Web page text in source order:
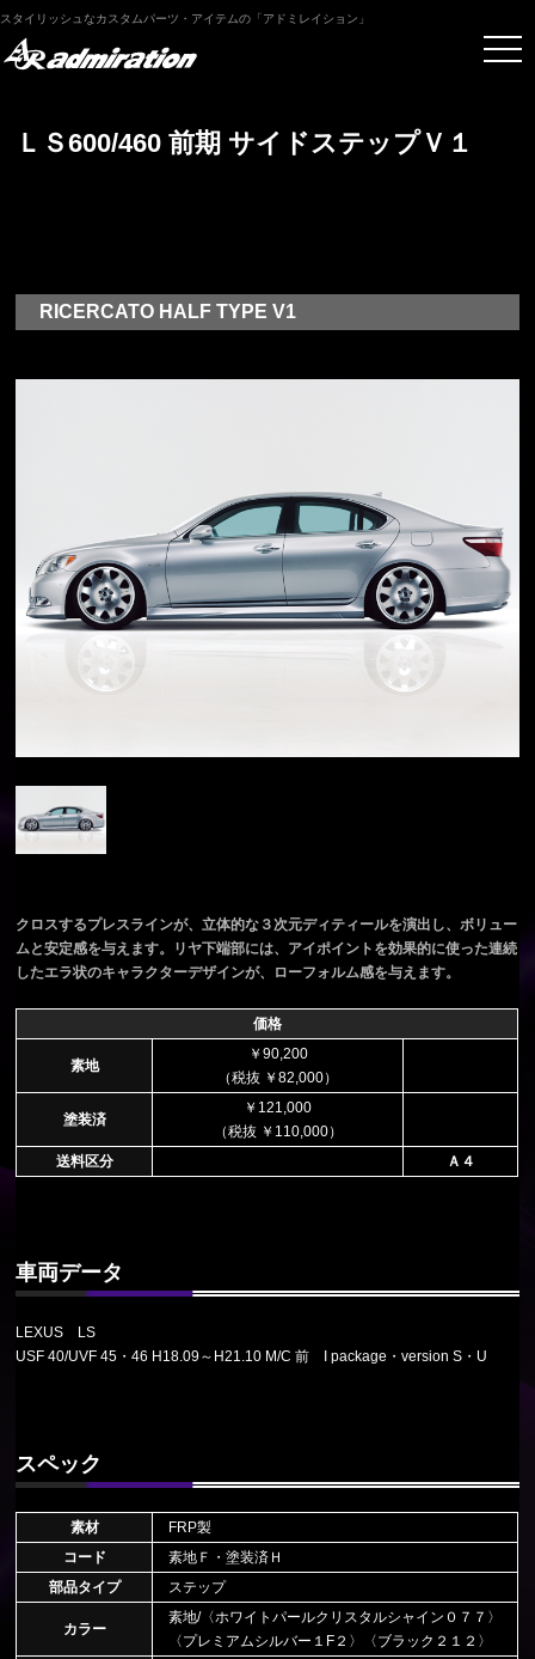
スタイリッシュなカスタムパーツ・アイテムの「アドミレイション」
ＬＳ600/460 前期 サイドステップＶ１
RICERCATO HALF TYPE V1
クロスするプレスラインが、立体的な３次元ディティールを演出し、ボリュー
ムと安定感を与えます。リヤ下端部には、アイポイントを効果的に使った連続
したエラ状のキャラクターデザインが、ローフォルム感を与えます。
価格
素地
￥90,200
（税抜 ￥82,000）
塗装済
￥121,000
（税抜 ￥110,000）
送料区分
Ａ４
車両データ
LEXUS LS
USF 40/UVF 45・46 H18.09～H21.10 M/C 前 I package・version S・U
スペック
素材
FRP製
コード
素地Ｆ・塗装済Ｈ
部品タイプ
ステップ
カラー
素地/〈ホワイトパールクリスタルシャイン０７７〉
〈プレミアムシルバー１F２〉〈ブラック２１２〉